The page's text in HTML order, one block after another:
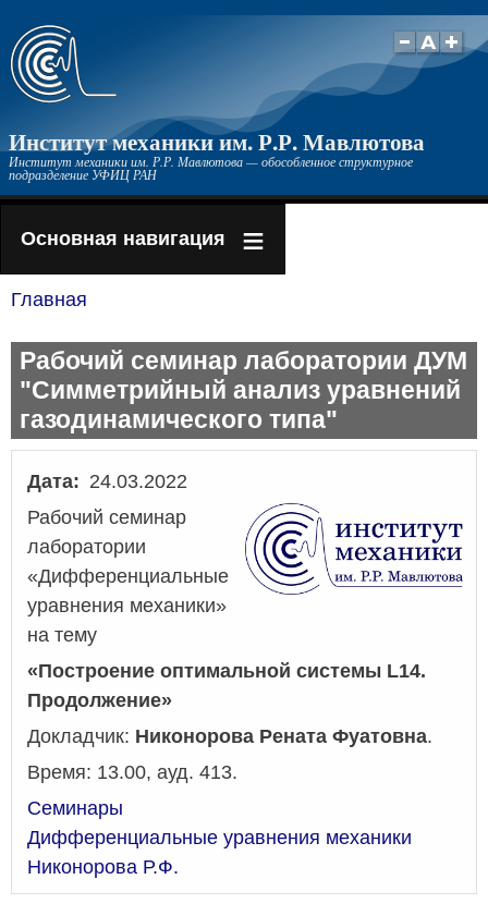
Перейти
основному
Институт механики им. Р.Р. Мавлютова
Институт механики им. Р.Р. Мавлютова — обособленное структурное
подразделение УФИЦ РАН
Основная навигация
навигации
Главная
Рабочий семинар лаборатории ДУМ
"Симметрийный анализ уравнений
газодинамического типа"
Дата
24.03.2022
Рабочий семинар
лаборатории
«Дифференциальные
уравнения механики»
на тему
«Построение оптимальной системы L14.
Продолжение»
Докладчик: Никонорова Рената Фуатовна.
Время: 13.00, ауд. 413.
Семинары
Дифференциальные уравнения механики
Никонорова Р.Ф.